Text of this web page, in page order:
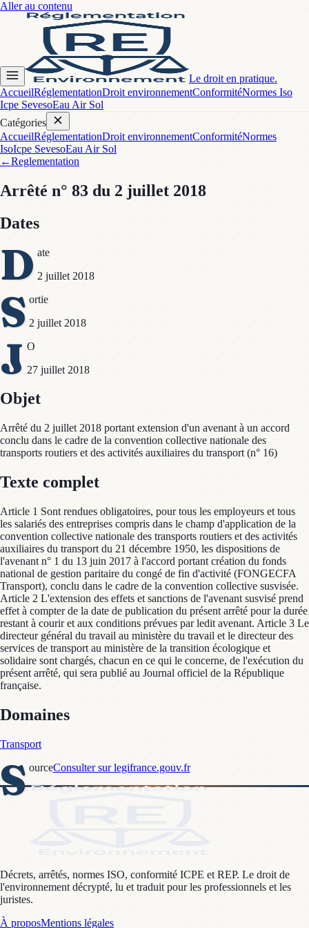
Aller au contenu
Le droit en pratique.
AccueilRéglementationDroit environnementConformitéNormes Iso
Icpe SevesoEau Air Sol
Catégories
AccueilRéglementationDroit environnementConformitéNormes
IsoIcpe SevesoEau Air Sol
←Reglementation
Arrêté n° 83 du 2 juillet 2018
Dates
D ate
2 juillet 2018
S ortie
2 juillet 2018
J O
27 juillet 2018
Objet
Arrêté du 2 juillet 2018 portant extension d'un avenant à un accord
conclu dans le cadre de la convention collective nationale des
transports routiers et des activités auxiliaires du transport (n° 16)
Texte complet
Article 1 Sont rendues obligatoires, pour tous les employeurs et tous
les salariés des entreprises compris dans le champ d'application de la
convention collective nationale des transports routiers et des activités
auxiliaires du transport du 21 décembre 1950, les dispositions de
l'avenant n° 1 du 13 juin 2017 à l'accord portant création du fonds
national de gestion paritaire du congé de fin d'activité (FONGECFA
Transport), conclu dans le cadre de la convention collective susvisée.
Article 2 L'extension des effets et sanctions de l'avenant susvisé prend
effet à compter de la date de publication du présent arrêté pour la durée
restant à courir et aux conditions prévues par ledit avenant. Article 3 Le
directeur général du travail au ministère du travail et le directeur des
services de transport au ministère de la transition écologique et
solidaire sont chargés, chacun en ce qui le concerne, de l'exécution du
présent arrêté, qui sera publié au Journal officiel de la République
française.
Domaines
Transport
S ourceConsulter sur legifrance.gouv.fr
Décrets, arrêtés, normes ISO, conformité ICPE et REP. Le droit de
l'environnement décrypté, lu et traduit pour les professionnels et les
juristes.
À proposMentions légales